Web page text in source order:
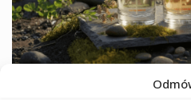
Furiosa: czeska marka